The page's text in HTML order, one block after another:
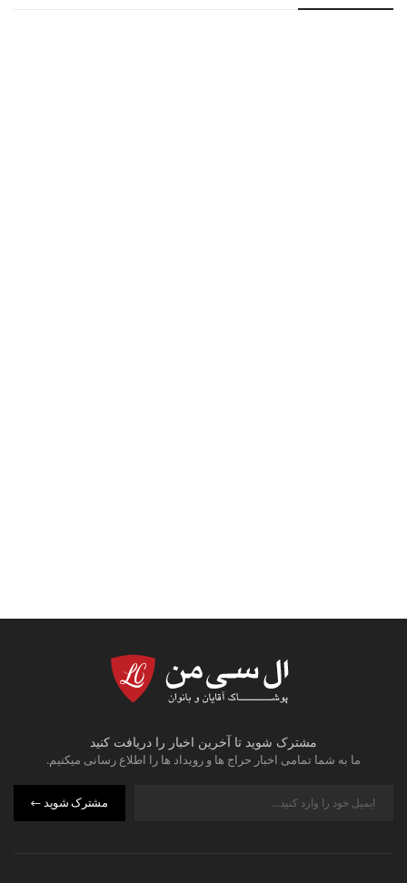
مشترک شوید تا آخرین اخبار را دریافت کنید
ما به شما تمامی اخبار حراج ها و رویداد ها را اطلاع رسانی میکنیم.
مشترک شوید